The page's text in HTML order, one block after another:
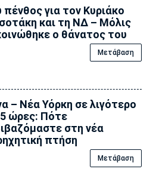
πένθος για τον Κυριάκο
και τη ΝΔ – Μόλις
ο θάνατος του
Μετάβαση
– Νέα Υόρκη σε λιγότερο
ώρες: Πότε
στη νέα
πτήση
Μετάβαση